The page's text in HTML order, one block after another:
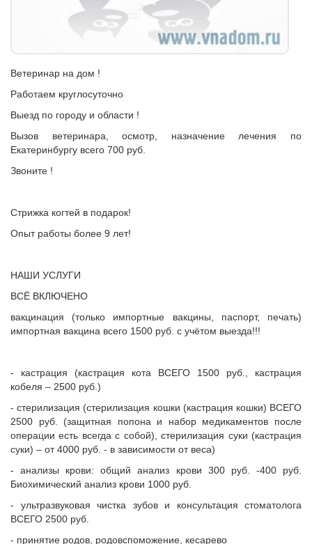
Ветеринар на дом !
Работаем круглосуточно
Выезд по городу и области !
Вызов ветеринара, осмотр, назначение лечения по
Екатеринбургу всего 700 руб.
Звоните !
Стрижка когтей в подарок!
Опыт работы более 9 лет!
НАШИ УСЛУГИ
ВСЁ ВКЛЮЧЕНО
вакцинация (только импортные вакцины, паспорт, печать)
импортная вакцина всего 1500 руб. с учётом выезда!!!
- кастрация (кастрация кота ВСЕГО 1500 руб., кастрация
кобеля – 2500 руб.)
- стерилизация (стерилизация кошки (кастрация кошки) ВСЕГО
2500 руб. (защитная попона и набор медикаментов после
операции есть всегда с собой), стерилизация суки (кастрация
суки) – от 4000 руб. - в зависимости от веса)
- анализы крови: общий анализ крови 300 руб. -400 руб.
Биохимический анализ крови 1000 руб.
- ультразвуковая чистка зубов и консультация стоматолога
ВСЕГО 2500 руб.
- принятие родов, родовспоможение, кесарево